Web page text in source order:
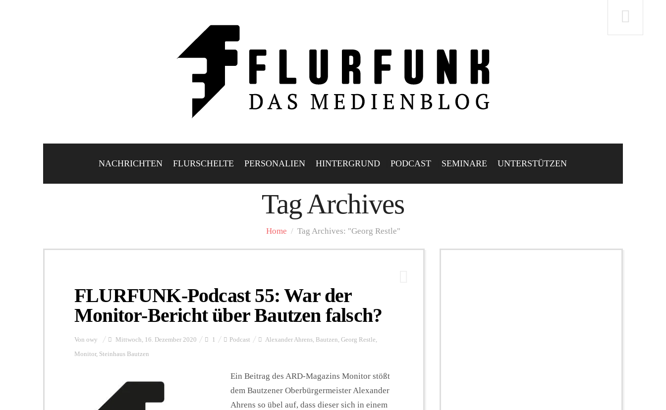
NACHRICHTEN FLURSCHELTE PERSONALIEN HINTERGRUND PODCAST SEMINARE UNTERSTÜTZEN
Tag Archives
Home / Tag Archives: "Georg Restle"
FLURFUNK-Podcast 55: War der
Monitor-Bericht über Bautzen falsch?
Von owy Mittwoch, 16. Dezember 2020 1 Podcast Alexander Ahrens, Bautzen, Georg Restle,
Monitor, Steinhaus Bautzen
Ein Beitrag des ARD-Magazins Monitor stößt
dem Bautzener Oberbürgermeister Alexander
Ahrens so übel auf, dass dieser sich in einem